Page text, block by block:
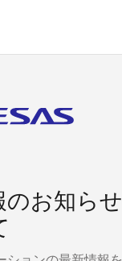
のお知らせ